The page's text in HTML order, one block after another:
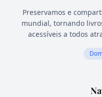
Preservamos e
mundial, tornando
acessíveis a todos